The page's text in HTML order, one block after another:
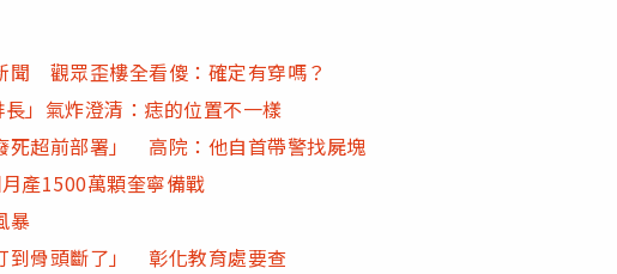
聞 觀眾歪樓全看傻：確定有穿嗎？
」氣炸澄清：痣的位置不一樣
死超前部署」 高院：他自首帶警找屍塊
產1500萬顆奎寧備戰
暴
到骨頭斷了」 彰化教育處要查